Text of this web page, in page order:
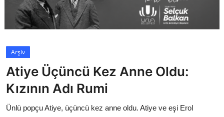
TBMM
Cumhurbaşkanlığı
Bakanlıklar
Siyasi Partiler
Arşiv
Atiye Üçüncü Kez Anne Oldu:
Kızının Adı Rumi
Ünlü popçu Atiye, üçüncü kez anne oldu. Atiye ve eşi Erol